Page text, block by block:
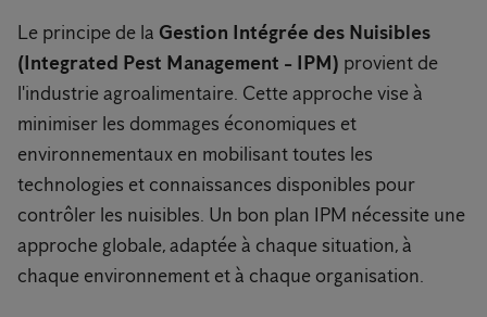
Le principe de la Gestion Intégrée des Nuisibles
(Integrated Pest Management - IPM) provient de
l'industrie agroalimentaire. Cette approche vise à
minimiser les dommages économiques et
environnementaux en mobilisant toutes les
technologies et connaissances disponibles pour
contrôler les nuisibles. Un bon plan IPM nécessite une
approche globale, adaptée à chaque situation, à
chaque environnement et à chaque organisation.